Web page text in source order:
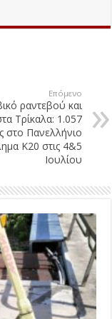
Επόμενο
ραντεβού και
Τρίκαλα: 1.057
στο Πανελλήνιο
Κ20 στις 4&5
Ιουλίου